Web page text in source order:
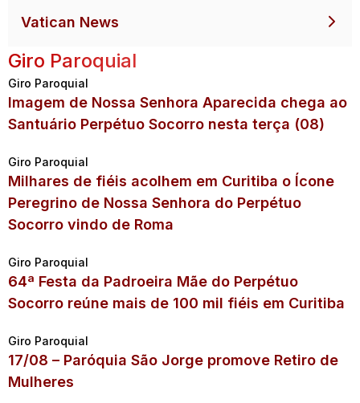
Vatican News
Giro Paroquial
Giro Paroquial
Imagem de Nossa Senhora Aparecida chega ao
Santuário Perpétuo Socorro nesta terça (08)
Giro Paroquial
Milhares de fiéis acolhem em Curitiba o Ícone
Peregrino de Nossa Senhora do Perpétuo
Socorro vindo de Roma
Giro Paroquial
64ª Festa da Padroeira Mãe do Perpétuo
Socorro reúne mais de 100 mil fiéis em Curitiba
Giro Paroquial
17/08 – Paróquia São Jorge promove Retiro de
Mulheres